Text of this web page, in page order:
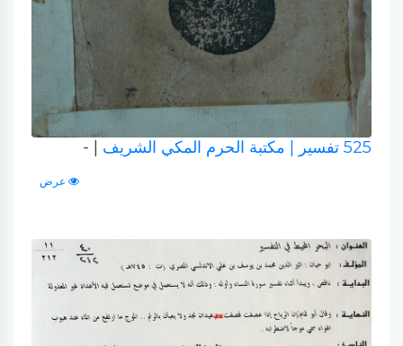
525 تفسير | مكتبة الحرم المكي الشريف | -
عرض